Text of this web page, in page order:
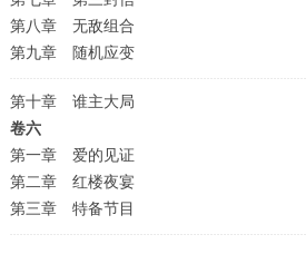
第八章 无敌组合
第九章 随机应变
第十章 谁主大局
卷六
第一章 爱的见证
第二章 红楼夜宴
第三章 特备节目